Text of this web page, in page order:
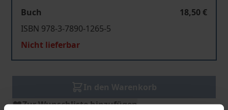
Buch
18,50 €
ISBN 978-3-7890-1265-5
Nicht lieferbar
Zur Wunschliste hinzufügen